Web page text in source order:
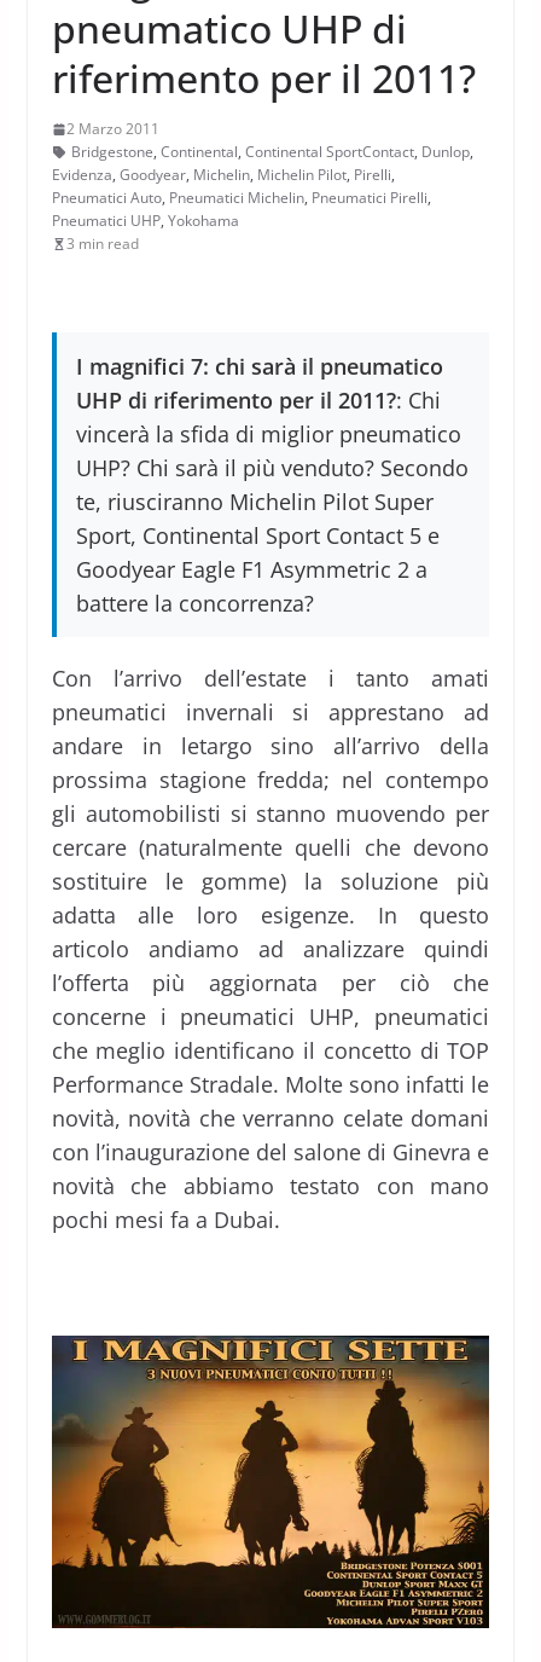
pneumatico UHP di
riferimento per il 2011?
2 Marzo 2011
Bridgestone, Continental, Continental SportContact, Dunlop,
Evidenza, Goodyear, Michelin, Michelin Pilot, Pirelli,
Pneumatici Auto, Pneumatici Michelin, Pneumatici Pirelli,
Pneumatici UHP, Yokohama
3 min read
I magnifici 7: chi sarà il pneumatico
UHP di riferimento per il 2011?: Chi
vincerà la sfida di miglior pneumatico
UHP? Chi sarà il più venduto? Secondo
te, riusciranno Michelin Pilot Super
Sport, Continental Sport Contact 5 e
Goodyear Eagle F1 Asymmetric 2 a
battere la concorrenza?
Con l’arrivo dell’estate i tanto amati
pneumatici invernali si apprestano ad
andare in letargo sino all’arrivo della
prossima stagione fredda; nel contempo
gli automobilisti si stanno muovendo per
cercare (naturalmente quelli che devono
sostituire le gomme) la soluzione più
adatta alle loro esigenze. In questo
articolo andiamo ad analizzare quindi
l’offerta più aggiornata per ciò che
concerne i pneumatici UHP, pneumatici
che meglio identificano il concetto di TOP
Performance Stradale. Molte sono infatti le
novità, novità che verranno celate domani
con l’inaugurazione del salone di Ginevra e
novità che abbiamo testato con mano
pochi mesi fa a Dubai.